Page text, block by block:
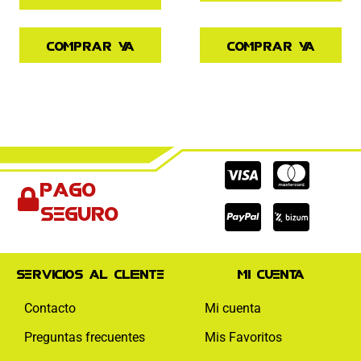
Comprar ya Comprar ya
Pago
seguro
Cc-
visa
Cc-
Cc-
paypal
Servicios al cliente
Contacto
Preguntas frecuentes
Mi cuenta
Mi cuenta
Mis Favoritos